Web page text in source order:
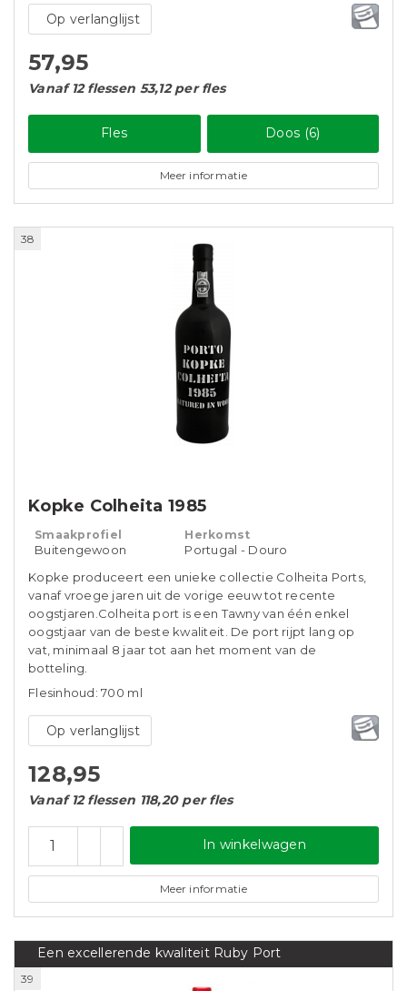
Op verlanglijst
57,95
Vanaf 12 flessen 53,12 per fles
Fles Doos (6)
Meer informatie
38
Kopke Colheita 1985
Smaakprofiel
Buitengewoon
Herkomst
Portugal - Douro
Kopke produceert een unieke collectie Colheita Ports,
vanaf vroege jaren uit de vorige eeuw tot recente
oogstjaren.Colheita port is een Tawny van één enkel
oogstjaar van de beste kwaliteit. De port rijpt lang op
vat, minimaal 8 jaar tot aan het moment van de
botteling.
Flesinhoud: 700 ml
Op verlanglijst
128,95
Vanaf 12 flessen 118,20 per fles
In winkelwagen
Meer informatie
Een excellerende kwaliteit Ruby Port
39